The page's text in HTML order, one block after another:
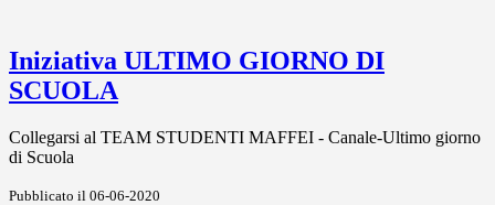
Iniziativa ULTIMO GIORNO DI
SCUOLA
Collegarsi al TEAM STUDENTI MAFFEI - Canale-Ultimo giorno
di Scuola
Pubblicato il 06-06-2020